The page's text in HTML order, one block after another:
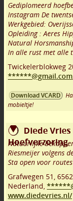
Gediplomeerd
Instagram De
Werkgebied:
Opleiding : Aeres
Natural
In alle rust met alle
Twickelerblokweg
******@gmail.com
Download VCARD
mobieltje!
Diede
Hoefverzoring
Natuurlijke
Riesmeijer volgens
Sta open voor
Grafwegen 51 ,
Nederland,
www.diedevries.nl/